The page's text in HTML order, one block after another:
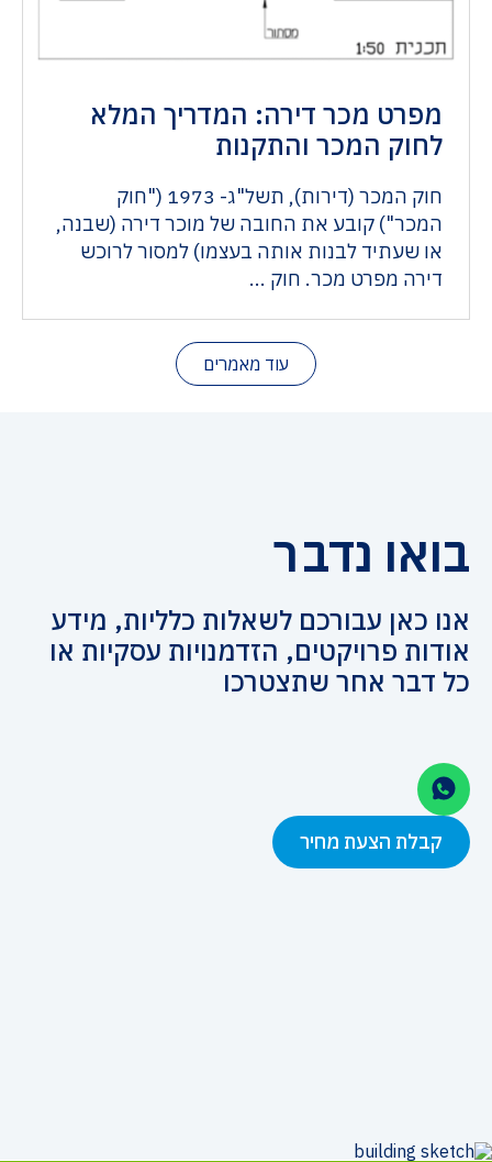
מפרט מכר דירה: המדריך המלא
לחוק המכר והתקנות
חוק המכר (דירות), תשל"ג- 1973 ("חוק
המכר") קובע את החובה של מוכר דירה (שבנה,
או שעתיד לבנות אותה בעצמו) למסור לרוכש
דירה מפרט מכר. חוק ...
עוד מאמרים
בואו נדבר
אנו כאן עבורכם לשאלות כלליות, מידע
אודות פרויקטים, הזדמנויות עסקיות או
כל דבר אחר שתצטרכו
קבלת הצעת מחיר